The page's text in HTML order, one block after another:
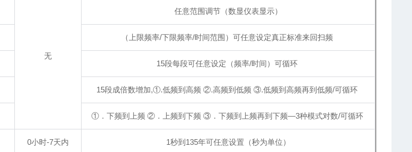
无
任意范围调节（数显仪表显示）
（上限频率/下限频率/时间范围）可任意设定真正标准来回扫频
15段每段可任意设定（频率/时间）可循环
15段成倍数增加,①.低频到高频 ②.高频到低频 ③.低频到高频再到低频/可循环
①．下频到上频 ②．上频到下频 ③．下频到上频再到下频—3种模式对数/可循环
0小时-7天内 1秒到135年可任意设置（秒为单位）